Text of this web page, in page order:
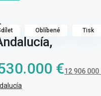
€12 906 000
Oblíbené Tisk